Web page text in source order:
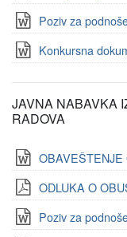
Poziv za
Konkursna
JAVNA NABAVKA
RADOVA
OBAVEŠTENJE
ODLUKA O
Poziv za